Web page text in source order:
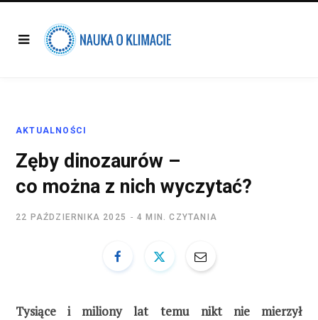
AKTUALNOŚCI
Zęby dinozaurów –
co można z nich wyczytać?
22 PAŹDZIERNIKA 2025 4 MIN. CZYTANIA
Tysiące i miliony lat temu nikt nie mierzył